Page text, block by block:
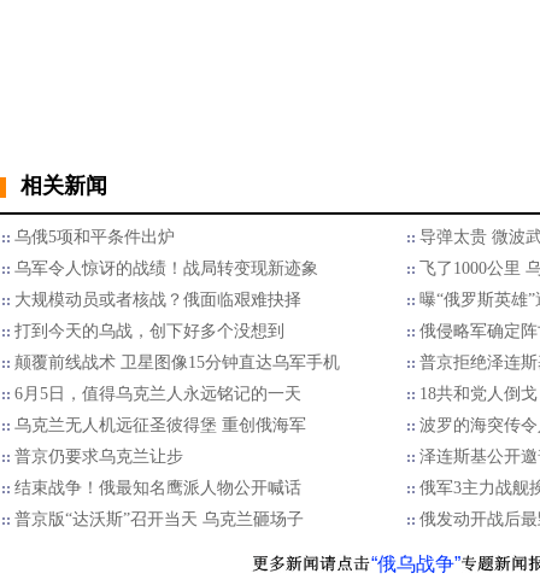
相关新闻
乌俄5项和平条件出炉
导弹太贵 微波
乌军令人惊讶的战绩！战局转变现新迹象
飞了1000公里
大规模动员或者核战？俄面临艰难抉择
曝“俄罗斯英雄
打到今天的乌战，创下好多个没想到
俄侵略军确定
颠覆前线战术 卫星图像15分钟直达乌军手机
普京拒绝泽连
6月5日，值得乌克兰人永远铭记的一天
18共和党人倒
乌克兰无人机远征圣彼得堡 重创俄海军
波罗的海突传
普京仍要求乌克兰让步
泽连斯基公开
结束战争！俄最知名鹰派人物公开喊话
俄军3主力战舰
普京版“达沃斯”召开当天 乌克兰砸场子
俄发动开战后
“俄乌战争”